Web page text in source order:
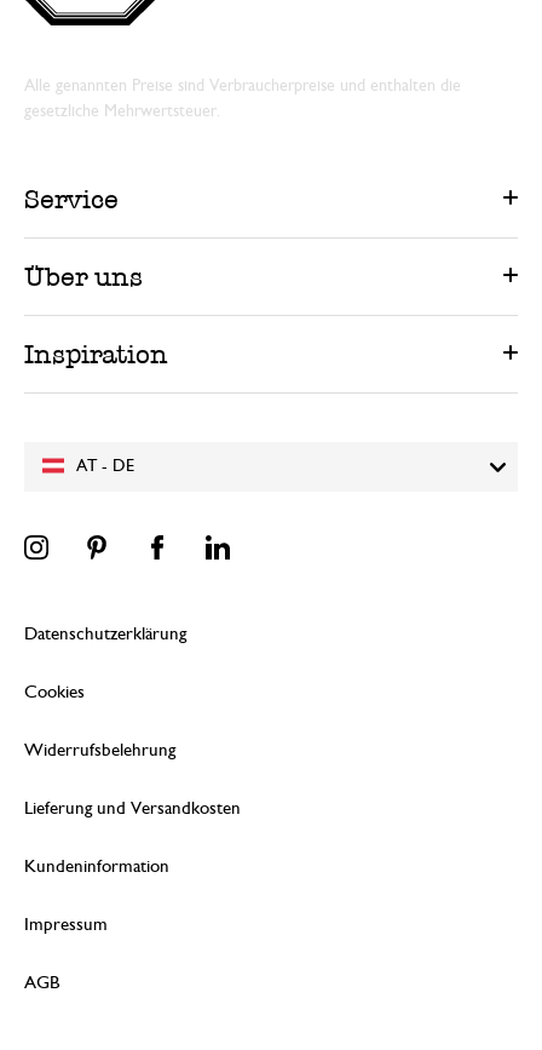
AT - DE
Alle genannten Preise sind Verbraucherpreise und enthalten die
gesetzliche Mehrwertsteuer.
Service
Über uns
Inspiration
Datenschutzerklärung
Cookies
Widerrufsbelehrung
Lieferung und Versandkosten
Kundeninformation
Impressum
AGB